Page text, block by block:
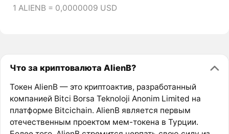
1 ALIENB = 0,0000009 USD
Что за криптовалюта AlienB?
Токен AlienB — это криптоактив, разработанный
компанией Bitci Borsa Teknoloji Anonim Limited на
платформе Bitcichain. AlienB является первым
отечественным проектом мем-токена в Турции.